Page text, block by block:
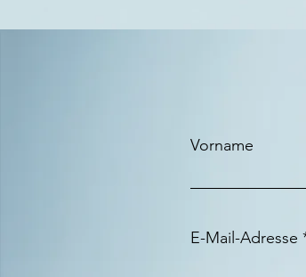
Vorname
E-Mail-Adresse